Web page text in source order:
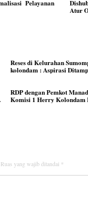
Pelayanan
Atur
Reses di Kelurahan
kolondam : Aspirasi
RDP dengan Pemkot
Komisi 1 Herry Kolondam
Ruas yang wajib ditandai *